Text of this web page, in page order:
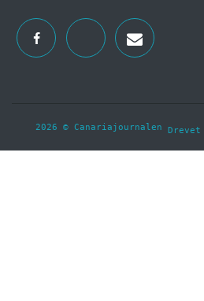
2026 © Canariajournalen